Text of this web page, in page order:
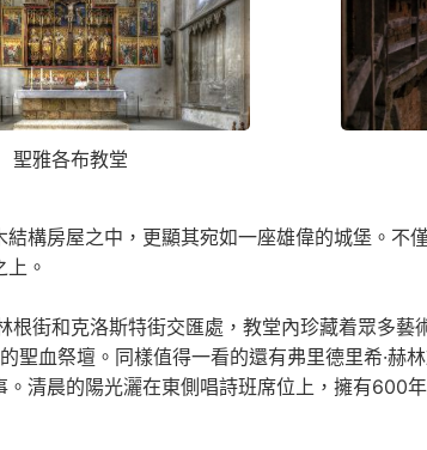
聖雅各布教堂
構房屋之中，更顯其宛如一座雄偉的城堡。不
。
街和克洛斯特街交匯處，教堂內珍藏着眾多藝
聖血祭壇。同樣值得一看的還有弗里德里希·赫
清晨的陽光灑在東側唱詩班席位上，擁有600